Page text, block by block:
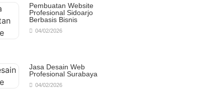
Pembuatan Website
Profesional Sidoarjo
Berbasis Bisnis
04/02/2026
Jasa Desain Web
Profesional Surabaya
04/02/2026